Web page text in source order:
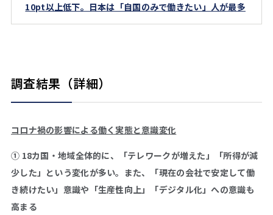
10pt以上低下。日本は「自国のみで働きたい」人が最多
調査結果（詳細）
コロナ禍の影響による働く実態と意識変化
① 18カ国・地域全体的に、「テレワークが増えた」「所得が減
少した」という変化が多い。また、「現在の会社で安定して働
き続けたい」意識や「生産性向上」「デジタル化」への意識も
高まる